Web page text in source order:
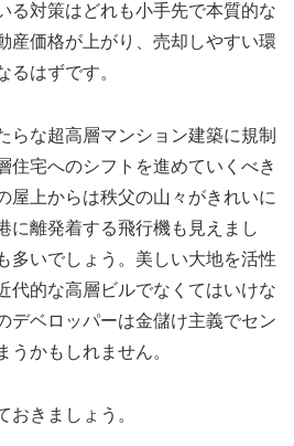
る対策はどれも小手先で本質的な
産価格が上がり、売却しやすい環
るはずです。
らな超高層マンション建築に規制
住宅へのシフトを進めていくべき
屋上からは秩父の山々がきれいに
に離発着する飛行機も見えまし
多いでしょう。美しい大地を活性
代的な高層ビルでなくてはいけな
デベロッパーは金儲け主義でセン
うかもしれません。
おきましょう。